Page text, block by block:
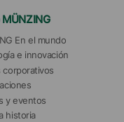
En el mundo
e innovación
corporativos
y eventos
historia